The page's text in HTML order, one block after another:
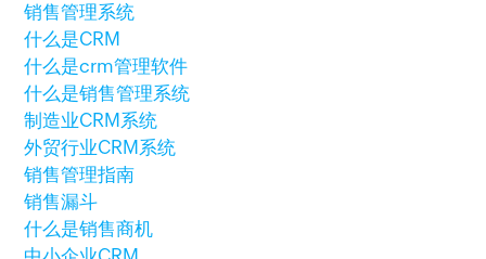
销售管理系统
什么是CRM
什么是crm管理软件
什么是销售管理系统
制造业CRM系统
外贸行业CRM系统
销售管理指南
销售漏斗
什么是销售商机